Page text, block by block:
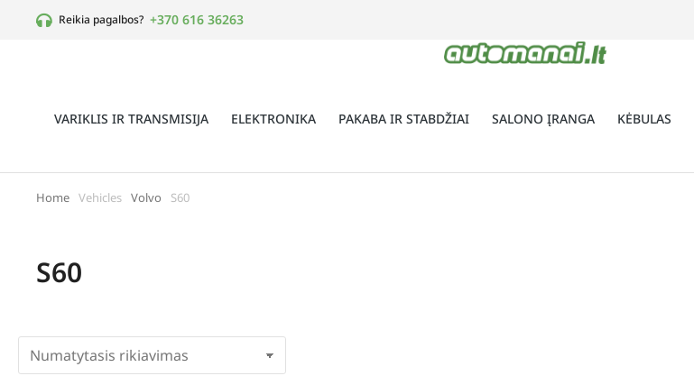
Reikia pagalbos? +370 616 36263
VARIKLIS IR TRANSMISIJA ELEKTRONIKA PAKABA IR STABDŽIAI SALONO ĮRANGA KĖBULAS
You are here:
Home Vehicles Volvo S60
S60